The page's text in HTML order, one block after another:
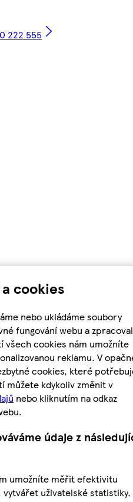
cookies
nebo ukládáme soubory
fungování webu a
všech cookies nám umožníte
reklamu. V
cookies, které
můžete kdykoliv změnit v
nebo kliknutím na odkaz
údaje z
umožníte měřit efektivitu
vytvářet uživatelské statistiky,
222 555